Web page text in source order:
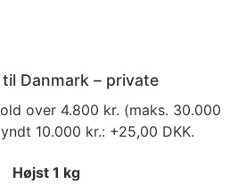
Danmark – private
over 4.800 kr. (maks. 30.000
10.000 kr.: +25,00 DKK.
Højst 1 kg